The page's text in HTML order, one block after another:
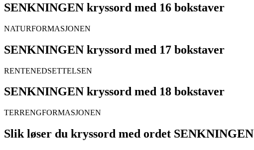
SENKNINGEN kryssord med 16 bokstaver
NATURFORMASJONEN
SENKNINGEN kryssord med 17 bokstaver
RENTENEDSETTELSEN
SENKNINGEN kryssord med 18 bokstaver
TERRENGFORMASJONEN
Slik løser du kryssord med ordet SENKNINGEN